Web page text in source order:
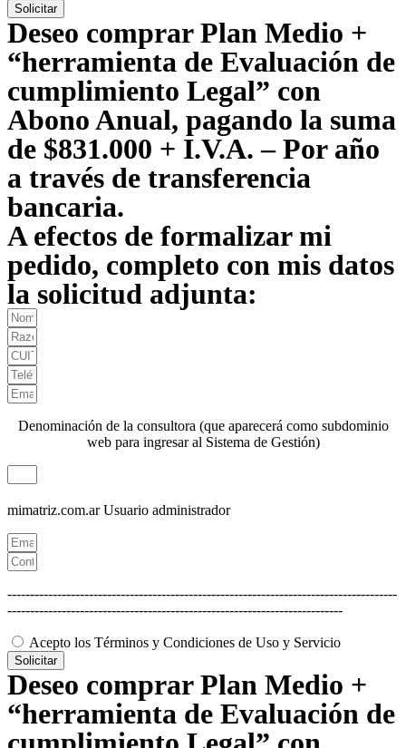
Solicitar
Deseo comprar Plan Medio +
“herramienta de Evaluación de
cumplimiento Legal” con
Abono Anual, pagando la suma
de $831.000 + I.V.A. – Por año
a través de transferencia
bancaria.
A efectos de formalizar mi
pedido, completo con mis datos
la solicitud adjunta:
Denominación de la consultora (que aparecerá como subdominio
web para ingresar al Sistema de Gestión)
mimatriz.com.ar Usuario administrador
--------------------------------------------------------------------------------------
--------------------------------------------------------------------------
Acepto los Términos y Condiciones de Uso y Servicio
Solicitar
Deseo comprar Plan Medio +
“herramienta de Evaluación de